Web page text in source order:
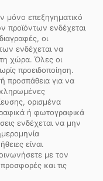
μόνο επεξηγηματικό
προϊόντων ενδέχεται
οι
ενδέχεται να
χώρα. Όλες οι
προειδοποίηση.
προσπάθεια για να
ορισμένα
ή φωτογραφικά
ενδέχεται να μην
είναι
με τον
και τις